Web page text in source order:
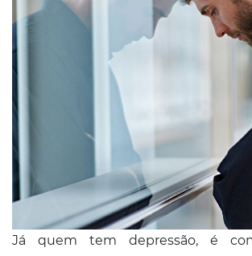
Já quem tem depressão, é